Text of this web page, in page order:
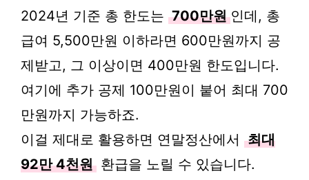
2024년 기준 총 한도는 700만원 인데, 총
급여 5,500만원 이하라면 600만원까지 공
제받고, 그 이상이면 400만원 한도입니다.
여기에 추가 공제 100만원이 붙어 최대 700
만원까지 가능하죠.
이걸 제대로 활용하면 연말정산에서 최대
92만 4천원 환급을 노릴 수 있습니다.